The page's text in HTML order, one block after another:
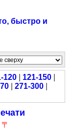
быстро и
120 121-150
| 271-300|